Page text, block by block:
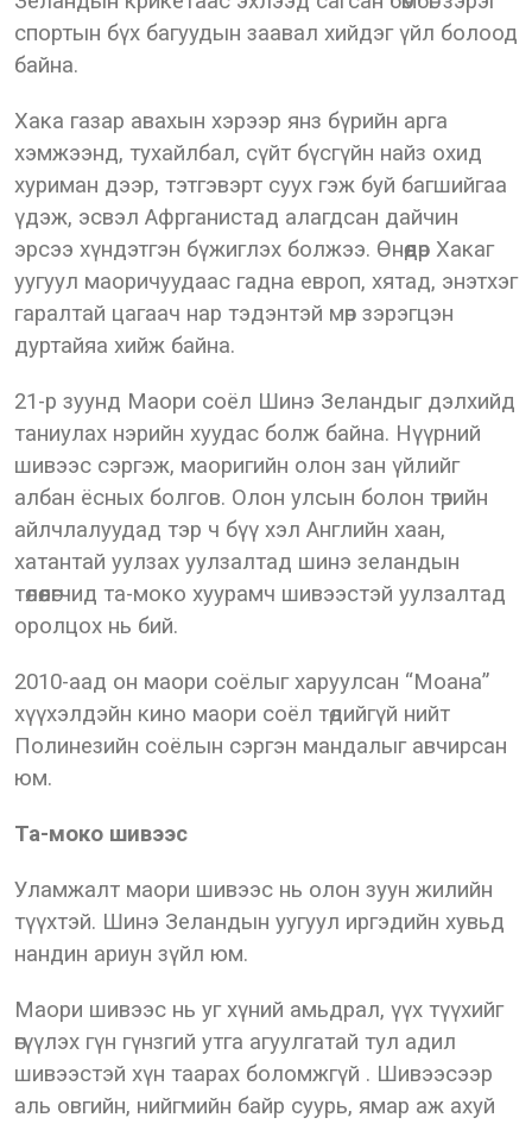
спортын бүх багуудын заавал хийдэг үйл болоод
байна.
Хака газар авахын хэрээр янз бүрийн арга
хэмжээнд, тухайлбал, сүйт бүсгүйн найз охид
хуриман дээр, тэтгэвэрт суух гэж буй багшийгаа
үдэж, эсвэл Афрганистад алагдсан дайчин
эрсээ хүндэтгэн бүжиглэх болжээ. Өнөөдөр Хакаг
уугуул маоричуудаас гадна европ, хятад, энэтхэг
гаралтай цагаач нар тэдэнтэй мөр зэрэгцэн
дуртайяа хийж байна.
21-р зуунд Маори соёл Шинэ Зеландыг дэлхийд
таниулах нэрийн хуудас болж байна. Нүүрний
шивээс сэргэж, маоригийн олон зан үйлийг
албан ёсных болгов. Олон улсын болон төрийн
айлчлалуудад тэр ч бүү хэл Английн хаан,
хатантай уулзах уулзалтад шинэ зеландын
төлөөлөгчид та-моко хуурамч шивээстэй уулзалтад
оролцох нь бий.
2010-аад он маори соёлыг харуулсан “Моана”
хүүхэлдэйн кино маори соёл төдийгүй нийт
Полинезийн соёлын сэргэн мандалыг авчирсан
юм.
Та-моко шивээс
Уламжалт маори шивээс нь олон зуун жилийн
түүхтэй. Шинэ Зеландын уугуул иргэдийн хувьд
нандин ариун зүйл юм.
Маори шивээс нь уг хүний амьдрал, үүх түүхийг
өгүүлэх гүн гүнзгий утга агуулгатай тул адил
шивээстэй хүн таарах боломжгүй . Шивээсээр
аль овгийн, нийгмийн байр суурь, ямар аж ахуй